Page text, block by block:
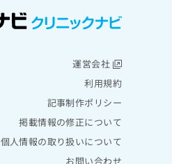
運営会社
利用規約
記事制作ポリシー
掲載情報の修正について
個人情報の取り扱いについて
お問い合わせ